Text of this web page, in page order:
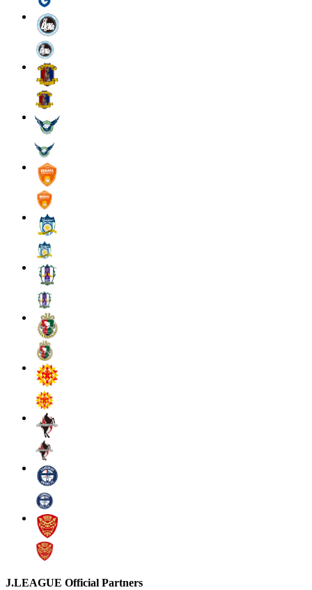
J.LEAGUE Official Partners